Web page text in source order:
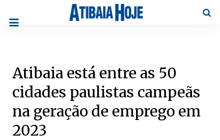
Atibaia está entre as 50
cidades paulistas campeãs
na geração de emprego em
2023